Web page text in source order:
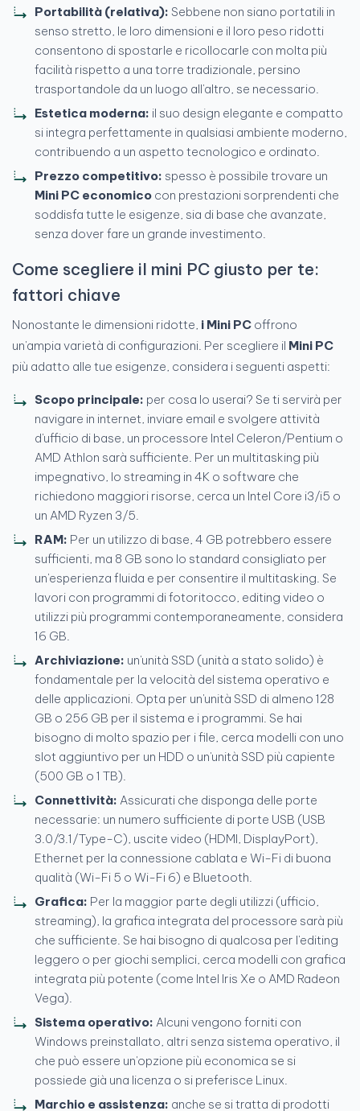
Portabilità (relativa): Sebbene non siano portatili in
senso stretto, le loro dimensioni e il loro peso ridotti
consentono di spostarle e ricollocarle con molta più
facilità rispetto a una torre tradizionale, persino
trasportandole da un luogo all'altro, se necessario.
Estetica moderna: il suo design elegante e compatto
si integra perfettamente in qualsiasi ambiente moderno,
contribuendo a un aspetto tecnologico e ordinato.
Prezzo competitivo: spesso è possibile trovare un
Mini PC economico con prestazioni sorprendenti che
soddisfa tutte le esigenze, sia di base che avanzate,
senza dover fare un grande investimento.
Come scegliere il mini PC giusto per te:
fattori chiave
Nonostante le dimensioni ridotte, i Mini PC offrono
un'ampia varietà di configurazioni. Per scegliere il Mini PC
più adatto alle tue esigenze, considera i seguenti aspetti:
Scopo principale: per cosa lo userai? Se ti servirà per
navigare in internet, inviare email e svolgere attività
d'ufficio di base, un processore Intel Celeron/Pentium o
AMD Athlon sarà sufficiente. Per un multitasking più
impegnativo, lo streaming in 4K o software che
richiedono maggiori risorse, cerca un Intel Core i3/i5 o
un AMD Ryzen 3/5.
RAM: Per un utilizzo di base, 4 GB potrebbero essere
sufficienti, ma 8 GB sono lo standard consigliato per
un'esperienza fluida e per consentire il multitasking. Se
lavori con programmi di fotoritocco, editing video o
utilizzi più programmi contemporaneamente, considera
16 GB.
Archiviazione: un'unità SSD (unità a stato solido) è
fondamentale per la velocità del sistema operativo e
delle applicazioni. Opta per un'unità SSD di almeno 128
GB o 256 GB per il sistema e i programmi. Se hai
bisogno di molto spazio per i file, cerca modelli con uno
slot aggiuntivo per un HDD o un'unità SSD più capiente
(500 GB o 1 TB).
Connettività: Assicurati che disponga delle porte
necessarie: un numero sufficiente di porte USB (USB
3.0/3.1/Type-C), uscite video (HDMI, DisplayPort),
Ethernet per la connessione cablata e Wi-Fi di buona
qualità (Wi-Fi 5 o Wi-Fi 6) e Bluetooth.
Grafica: Per la maggior parte degli utilizzi (ufficio,
streaming), la grafica integrata del processore sarà più
che sufficiente. Se hai bisogno di qualcosa per l'editing
leggero o per giochi semplici, cerca modelli con grafica
integrata più potente (come Intel Iris Xe o AMD Radeon
Vega).
Sistema operativo: Alcuni vengono forniti con
Windows preinstallato, altri senza sistema operativo, il
che può essere un'opzione più economica se si
possiede già una licenza o si preferisce Linux.
Marchio e assistenza: anche se si tratta di prodotti